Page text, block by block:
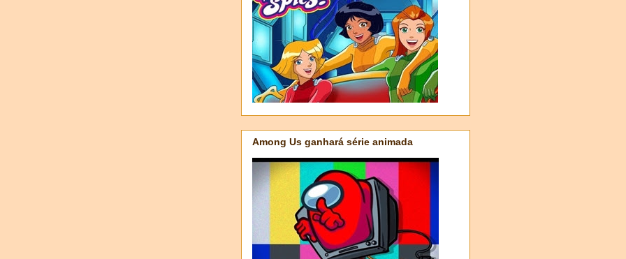
Among Us ganhará série animada